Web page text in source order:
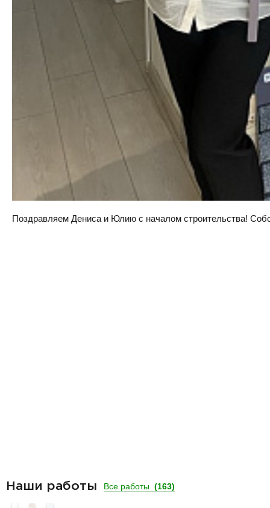
Поздравляем Дениса и Юлию с началом строительства!
Наши работы Все работы (163)